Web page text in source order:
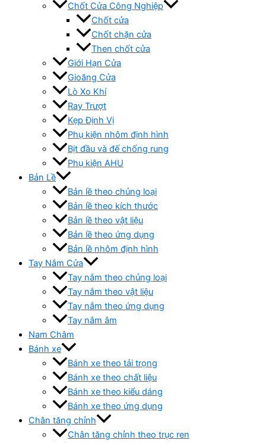
Chốt Cửa Công Nghiệp
Chốt cửa
Chốt chặn cửa
Then chốt cửa
Giới Hạn Cửa
Gioăng Cửa
Lò Xo Khí
Ray Trượt
Kẹp Định Vị
Phụ kiện nhôm định hình
Bịt đầu và đế chống rung
Phụ kiện AHU
Bản Lề
Bản lề theo chủng loại
Bản lề theo kích thước
Bản lề theo vật liệu
Bản lề theo ứng dụng
Bản lề nhôm định hình
Tay Nắm Cửa
Tay nắm theo chủng loại
Tay nắm theo vật liệu
Tay nắm theo ứng dụng
Tay nắm âm
Nam Châm
Bánh xe
Bánh xe theo tải trọng
Bánh xe theo chất liệu
Bánh xe theo kiểu dáng
Bánh xe theo ứng dụng
Chân tăng chỉnh
Chân tăng chỉnh theo trục ren